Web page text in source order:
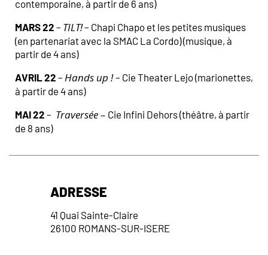
contemporaine, à partir de 6 ans)
MARS 22 – TILT!– Chapi Chapo et les petites musiques
(en partenariat avec la SMAC La Cordo) (musique, à
partir de 4 ans)
AVRIL 22 – Hands up !– Cie Theater Lejo (marionettes,
à partir de 4 ans)
MAI 22 – Traversée – Cie Infini Dehors (théâtre, à partir
de 8 ans)
ADRESSE
41 Quai Sainte-Claire
26100 ROMANS-SUR-ISERE